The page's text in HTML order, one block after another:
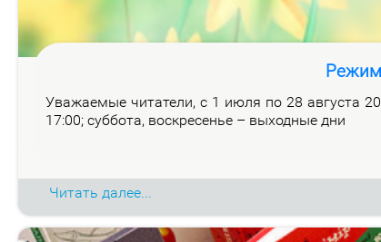
Ува­жа­е­мые чи­та­те­ли, с 1 июля по 28 ав­гу­ста
17:00; суб­бо­та, вос­кре­се­нье – вы­ход­ные дни
Читать далее...